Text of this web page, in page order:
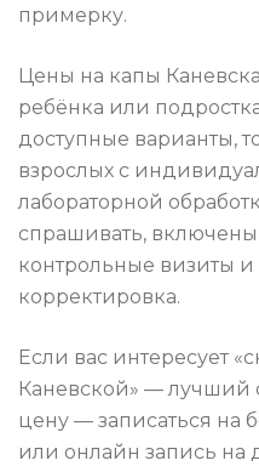
примерку.
Цены на капы
ребёнка или
доступные варианты,
взрослых с
лабораторной
спрашивать, включены
контрольные визиты
корректировка.
Если вас интересует
Каневской» — лучший
цену — записаться на
или онлайн запись на